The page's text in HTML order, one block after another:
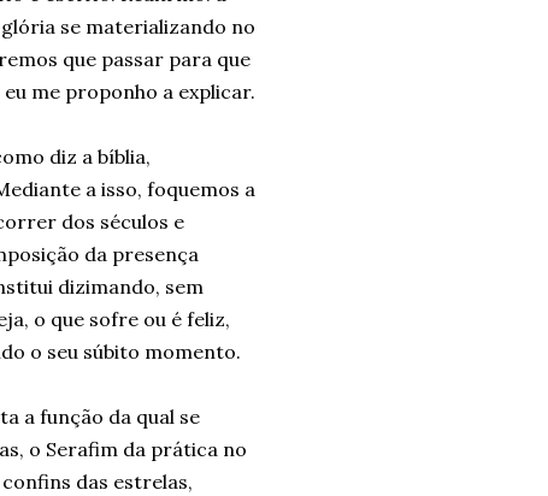
se materializando no
que passar para que
me proponho a explicar.
diz a bíblia,
a isso, foquemos a
dos séculos e
da presença
dizimando, sem
o que sofre ou é feliz,
o seu súbito momento.
a função da qual se
o Serafim da prática no
das estrelas,